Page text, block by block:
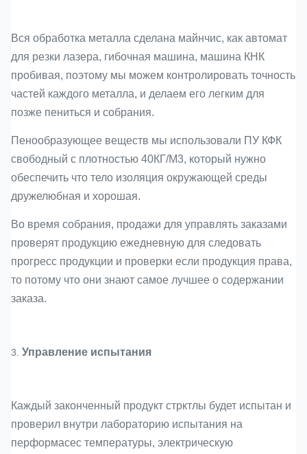
Вся обработка металла сделана майнчис, как автомат
для резки лазера, гибочная машина, машина КНК
пробивая, поэтому мы можем контролировать точность
частей каждого металла, и делаем его легким для
позже пениться и собрания.
Пенообразующее веществ мы использовали ПУ КФК
свободный с плотностью 40КГ/М3, который нужно
обеспечить что тело изоляция окружающей среды
дружелюбная и хорошая.
Во время собрания, продажи для управлять заказами
проверят продукцию ежедневную для следовать
прогресс продукции и проверки если продукция права,
то потому что они знают самое лучшее о содержании
заказа.
3. Управление испытания
Каждый законченный продукт стрктлы будет испытан и
проверил внутри лабораторию испытания на
перформасес температуры, электрическую